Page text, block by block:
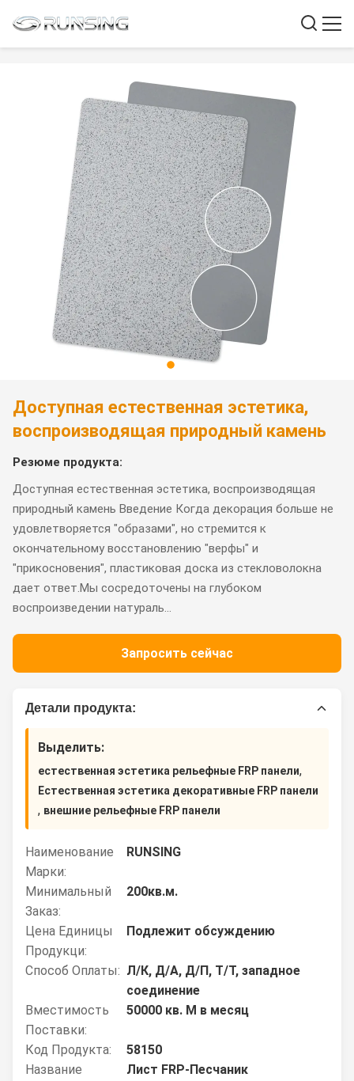
Доступная естественная эстетика,
воспроизводящая природный камень
Резюме продукта:
Доступная естественная эстетика, воспроизводящая
природный камень Введение Когда декорация больше не
удовлетворяется "образами", но стремится к
окончательному восстановлению "верфы" и
"прикосновения", пластиковая доска из стекловолокна
дает ответ.Мы сосредоточены на глубоком
воспроизведении натураль...
Запросить сейчас
Детали продукта:
Выделить:
естественная эстетика рельефные FRP панели,
Естественная эстетика декоративные FRP панели
, внешние рельефные FRP панели
Наименование
Марки:
RUNSING
Минимальный
Заказ:
200кв.м.
Цена Единицы
Продукци:
Подлежит обсуждению
Способ Оплаты: Л/К, Д/А, Д/П, Т/Т, западное
соединение
Вместимость
Поставки:
50000 кв. М в месяц
Код Продукта:
58150
Название
Лист FRP-Песчаник